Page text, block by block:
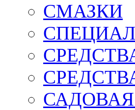
СМАЗКИ